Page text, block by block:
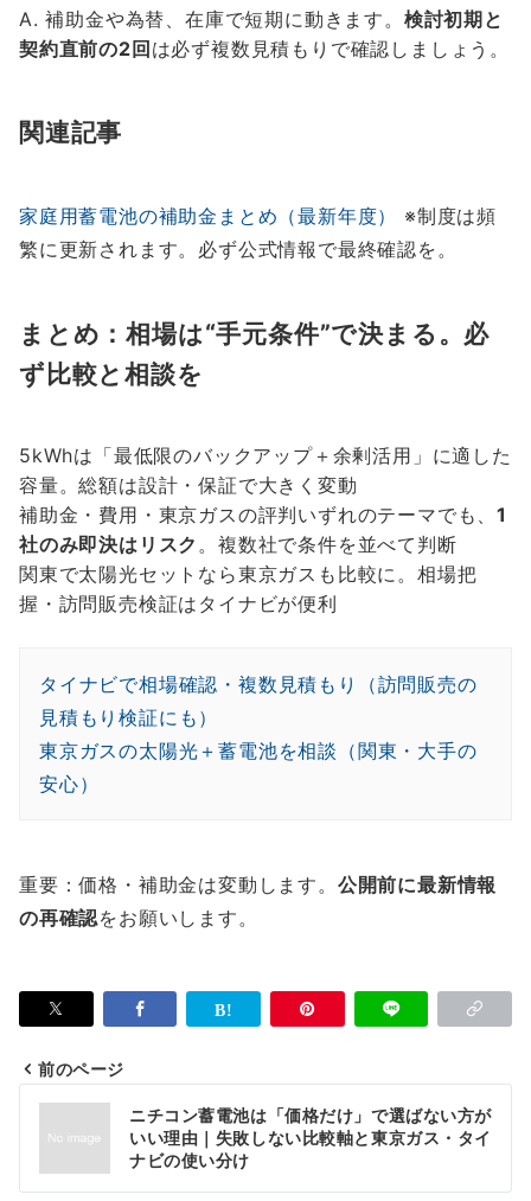
A. 補助金や為替、在庫で短期に動きます。 検討初期と
契約直前の2回 は必ず複数見積もりで確認しましょう。
関連記事
家庭用蓄電池の補助金まとめ（最新年度）
※制度は頻
繁に更新されます。必ず公式情報で最終確認を。
まとめ：相場は“手元条件”で決まる。必
ず比較と相談を
5kWhは「最低限のバックアップ＋余剰活用」に適した
容量。総額は設計・保証で大きく変動
補助金・費用・東京ガスの評判いずれのテーマでも、1
社のみ即決はリスク 。複数社で条件を並べて判断
関東で太陽光セットなら東京ガスも比較に。相場把
握・訪問販売検証はタイナビが便利
タイナビで相場確認・複数見積もり（訪問販売の
見積もり検証にも）
東京ガスの太陽光＋蓄電池を相談（関東・大手の
安心）
重要：価格・補助金は変動します。 公開前に最新情報
の再確認をお願いします。
投
ナ
前のページ
ニチコン蓄電池は「価格だけ」で選ばない方が
いい理由｜失敗しない比較軸と東京ガス・タイ
ナビの使い分け